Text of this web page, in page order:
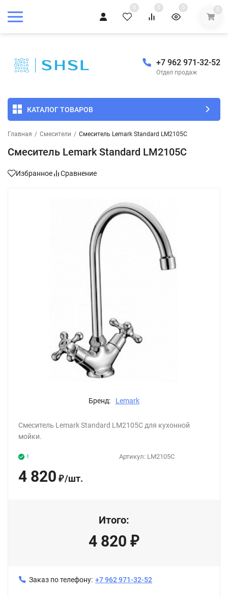
0 0 0 0
+7 962 971-32-52
Отдел продаж
КАТАЛОГ ТОВАРОВ
Главная / Смесители / Смеситель Lemark Standard LM2105C
Смеситель Lemark Standard LM2105C
Избранное Сравнение
Бренд: Lemark
Смеситель Lemark Standard LM2105C для кухонной
мойки.
Артикул: LM2105C
!
4 820 ₽/шт.
Итого:
4 820 ₽
Заказ по телефону: +7 962 971-32-52